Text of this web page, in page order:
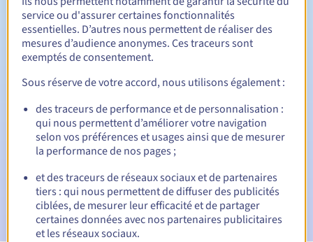
Période de rédemption 30 jours
Notifications automatiques :
Emails d'avertissement : 60, 30, 15, 7 et 3 jours avant la
date d'échéance
Email le jour de l'expirationpour notification de la
suspension du nom de domaine
Email après la Redemption Grace Periodpour notification
de la suppression du nom de domaine
service ou d'assurer certaines fonctionnalités
essentielles. D’autres nous permettent de réaliser des
mesures d’audience anonymes. Ces traceurs sont
exemptés de consentement.
Sous réserve de votre accord, nous utilisons également :
des traceurs de performance et de personnalisation :
qui nous permettent d’améliorer votre navigation
selon vos préférences et usages ainsi que de mesurer
la performance de nos pages ;
et des traceurs de réseaux sociaux et de partenaires
tiers : qui nous permettent de diffuser des publicités
ciblées, de mesurer leur efficacité et de partager
certaines données avec nos partenaires publicitaires
et les réseaux sociaux.